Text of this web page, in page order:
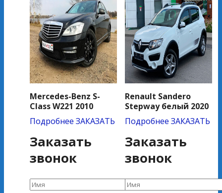
Mercedes-Benz S-
Class W221 2010
Подробнее ЗАКАЗАТЬ
Заказать
звонок
Renault Sandero
Stepway белый 2020
Подробнее ЗАКАЗАТЬ
Заказать
звонок